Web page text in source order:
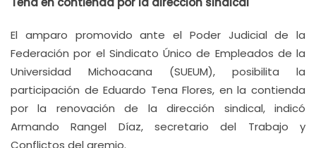
El amparo promovido ante el Poder Judicial de la
Federación por el Sindicato Único de Empleados de la
Universidad Michoacana (SUEUM), posibilita la
participación de Eduardo Tena Flores, en la contienda
por la renovación de la dirección sindical, indicó
Armando Rangel Díaz, secretario del Trabajo y
Conflictos del gremio.